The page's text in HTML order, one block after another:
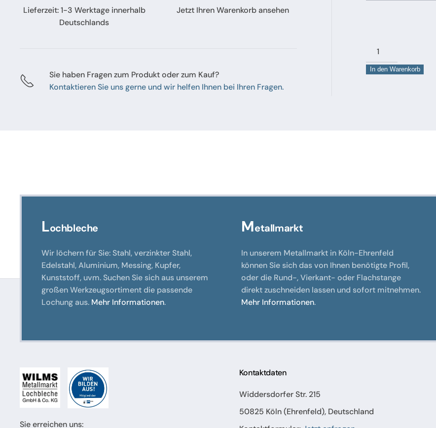
Lieferzeit: 1-3 Werktage innerhalb
Deutschlands
Jetzt Ihren Warenkorb ansehen
Sie haben Fragen zum Produkt oder zum Kauf?
Kontaktieren Sie uns gerne und wir helfen Ihnen bei Ihren Fragen.
Edelstahlrundstange
1.4305
In den Warenkorb
Lochbleche
Wir löchern für Sie: Stahl, verzinkter Stahl,
Edelstahl, Aluminium, Messing, Kupfer,
Kunststoff, uvm. Suchen Sie sich aus unserem
großen Werkzeugsortiment die passende
Lochung aus. Mehr Informationen.
Metallmarkt
In unserem Metallmarkt in Köln-Ehrenfeld
können Sie sich das von Ihnen benötigte Profil,
oder die Rund-, Vierkant- oder Flachstange
direkt zuschneiden lassen und sofort mitnehmen.
Mehr Informationen.
Sie erreichen uns:
Kontaktdaten
Widdersdorfer Str. 215
50825 Köln (Ehrenfeld), Deutschland